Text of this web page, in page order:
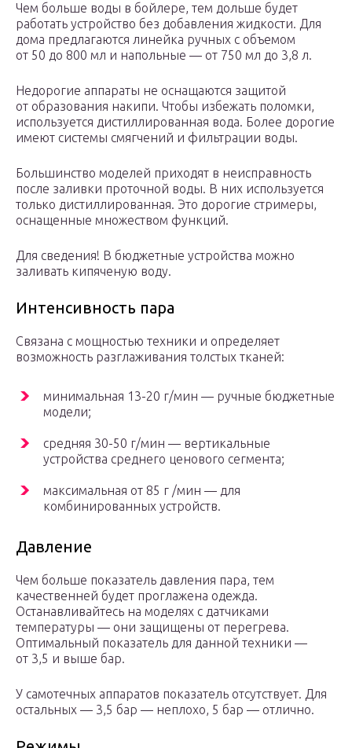
Чем больше воды в бойлере, тем дольше будет
работать устройство без добавления жидкости. Для
дома предлагаются линейка ручных с объемом
от 50 до 800 мл и напольные — от 750 мл до 3,8 л.
Недорогие аппараты не оснащаются защитой
от образования накипи. Чтобы избежать поломки,
используется дистиллированная вода. Более дорогие
имеют системы смягчений и фильтрации воды.
Большинство моделей приходят в неисправность
после заливки проточной воды. В них используется
только дистиллированная. Это дорогие стримеры,
оснащенные множеством функций.
Для сведения! В бюджетные устройства можно
заливать кипяченую воду.
Интенсивность пара
Связана с мощностью техники и определяет
возможность разглаживания толстых тканей:
минимальная 13-20 г/мин — ручные бюджетные
модели;
средняя 30-50 г/мин — вертикальные
устройства среднего ценового сегмента;
максимальная от 85 г /мин — для
комбинированных устройств.
Давление
Чем больше показатель давления пара, тем
качественней будет проглажена одежда.
Останавливайтесь на моделях с датчиками
температуры — они защищены от перегрева.
Оптимальный показатель для данной техники —
от 3,5 и выше бар.
У самотечных аппаратов показатель отсутствует. Для
остальных — 3,5 бар — неплохо, 5 бар — отлично.